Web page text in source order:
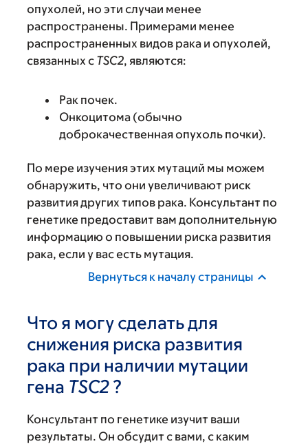
опухолей, но эти случаи менее
распространены. Примерами менее
распространенных видов рака и опухолей,
связанных с TSC2, являются:
Рак почек.
Онкоцитома (обычно
доброкачественная опухоль почки).
По мере изучения этих мутаций мы можем
обнаружить, что они увеличивают риск
развития других типов рака. Консультант по
генетике предоставит вам дополнительную
информацию о повышении риска развития
рака, если у вас есть мутация.
Вернуться к началу страницы
Что я могу сделать для
снижения риска развития
рака при наличии мутации
гена TSC2 ?
Консультант по генетике изучит ваши
результаты. Он обсудит с вами, с каким